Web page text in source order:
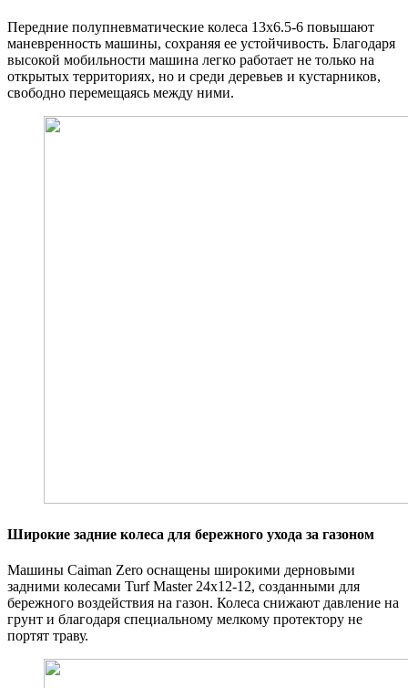
Передние полупневматические колеса 13х6.5-6 повышают
маневренность машины, сохраняя ее устойчивость. Благодаря
высокой мобильности машина легко работает не только на
открытых территориях, но и среди деревьев и кустарников,
свободно перемещаясь между ними.
Широкие задние колеса для бережного ухода за газоном
Машины Caiman Zero оснащены широкими дерновыми
задними колесами Turf Master 24х12-12, созданными для
бережного воздействия на газон. Колеса снижают давление на
грунт и благодаря специальному мелкому протектору не
портят траву.